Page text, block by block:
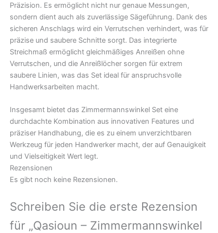
Präzision. Es ermöglicht nicht nur genaue Messungen,
sondern dient auch als zuverlässige Sägeführung. Dank des
sicheren Anschlags wird ein Verrutschen verhindert, was für
präzise und saubere Schnitte sorgt. Das integrierte
Streichmaß ermöglicht gleichmäßiges Anreißen ohne
Verrutschen, und die Anreißlöcher sorgen für extrem
saubere Linien, was das Set ideal für anspruchsvolle
Handwerksarbeiten macht.
Insgesamt bietet das Zimmermannswinkel Set eine
durchdachte Kombination aus innovativen Features und
präziser Handhabung, die es zu einem unverzichtbaren
Werkzeug für jeden Handwerker macht, der auf Genauigkeit
und Vielseitigkeit Wert legt.
Rezensionen
Es gibt noch keine Rezensionen.
Schreiben Sie die erste Rezension
für „Qasioun – Zimmermannswinkel